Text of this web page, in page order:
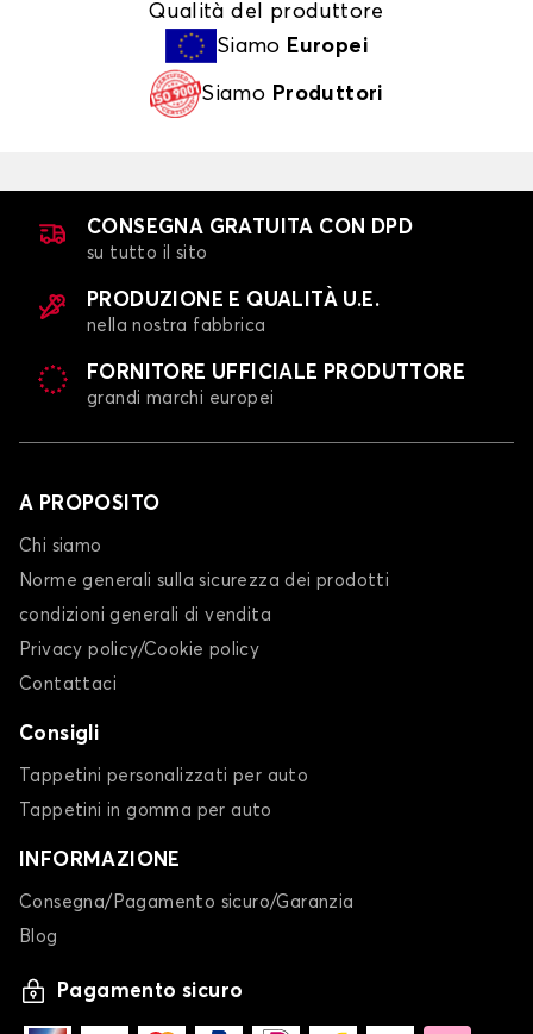
Qualità del produttore
Siamo Europei
Siamo Produttori
CONSEGNA GRATUITA CON DPD
su tutto il sito
PRODUZIONE E QUALITÀ U.E.
nella nostra fabbrica
FORNITORE UFFICIALE PRODUTTORE
grandi marchi europei
A PROPOSITO
Chi siamo
Norme generali sulla sicurezza dei prodotti
condizioni generali di vendita
Privacy policy/Cookie policy
Contattaci
Consigli
Tappetini personalizzati per auto
Tappetini in gomma per auto
INFORMAZIONE
Consegna/Pagamento sicuro/Garanzia
Blog
Pagamento sicuro